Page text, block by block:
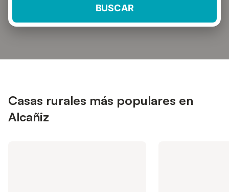
BUSCAR
Casas rurales más populares en
Alcañiz